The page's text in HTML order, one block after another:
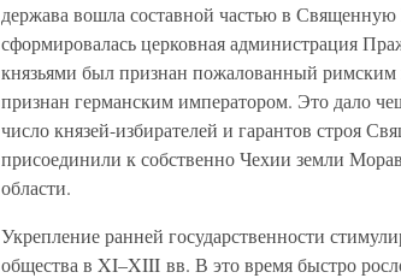
держава вошла составной частью в
сформировалась церковная администрация
князьями был признан пожалованный
признан германским императором. Это дало
число князей-избирателей и гарантов строя
присоединили к собственно Чехии земли
области.
Укрепление ранней государственности
общества в XI–XIII вв. В это время быстро